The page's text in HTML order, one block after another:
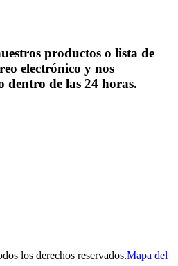
productos o lista de
electrónico y nos
dentro de las 24 horas.
los derechos reservados.Mapa del